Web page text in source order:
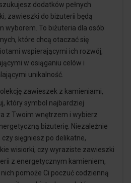
dodatków pełnych
zawieszki do biżuterii będą
wyborem. To biżuteria dla osób
które chcą otaczać się
wspierającymi ich rozwój,
w osiąganiu celów i
unikalność.
zawieszek z kamieniami,
który symbol najbardziej
z Twoim wnętrzem i wybierz
biżuterię. Niezależnie
czy sięgniesz po delikatne,
wisiorki, czy wyraziste zawieszki
z energetycznym kamieniem,
nich pomoże Ci poczuć codzienną